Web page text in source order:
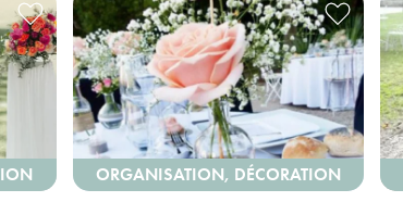
ORGANISATION, DÉCORATION